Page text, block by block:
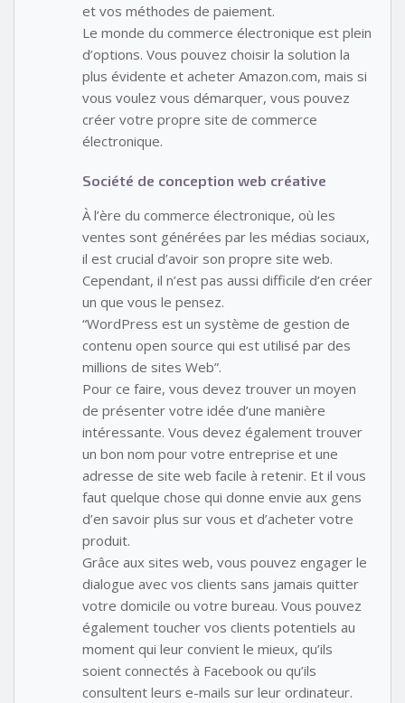
et vos méthodes de paiement.
Le monde du commerce électronique est plein
d’options. Vous pouvez choisir la solution la
plus évidente et acheter Amazon.com, mais si
vous voulez vous démarquer, vous pouvez
créer votre propre site de commerce
électronique.
Société de conception web créative
À l’ère du commerce électronique, où les
ventes sont générées par les médias sociaux,
il est crucial d’avoir son propre site web.
Cependant, il n’est pas aussi difficile d’en créer
un que vous le pensez.
“WordPress est un système de gestion de
contenu open source qui est utilisé par des
millions de sites Web”.
Pour ce faire, vous devez trouver un moyen
de présenter votre idée d’une manière
intéressante. Vous devez également trouver
un bon nom pour votre entreprise et une
adresse de site web facile à retenir. Et il vous
faut quelque chose qui donne envie aux gens
d’en savoir plus sur vous et d’acheter votre
produit.
Grâce aux sites web, vous pouvez engager le
dialogue avec vos clients sans jamais quitter
votre domicile ou votre bureau. Vous pouvez
également toucher vos clients potentiels au
moment qui leur convient le mieux, qu’ils
soient connectés à Facebook ou qu’ils
consultent leurs e-mails sur leur ordinateur.